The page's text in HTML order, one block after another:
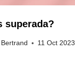
superada?
11 Oct 2023